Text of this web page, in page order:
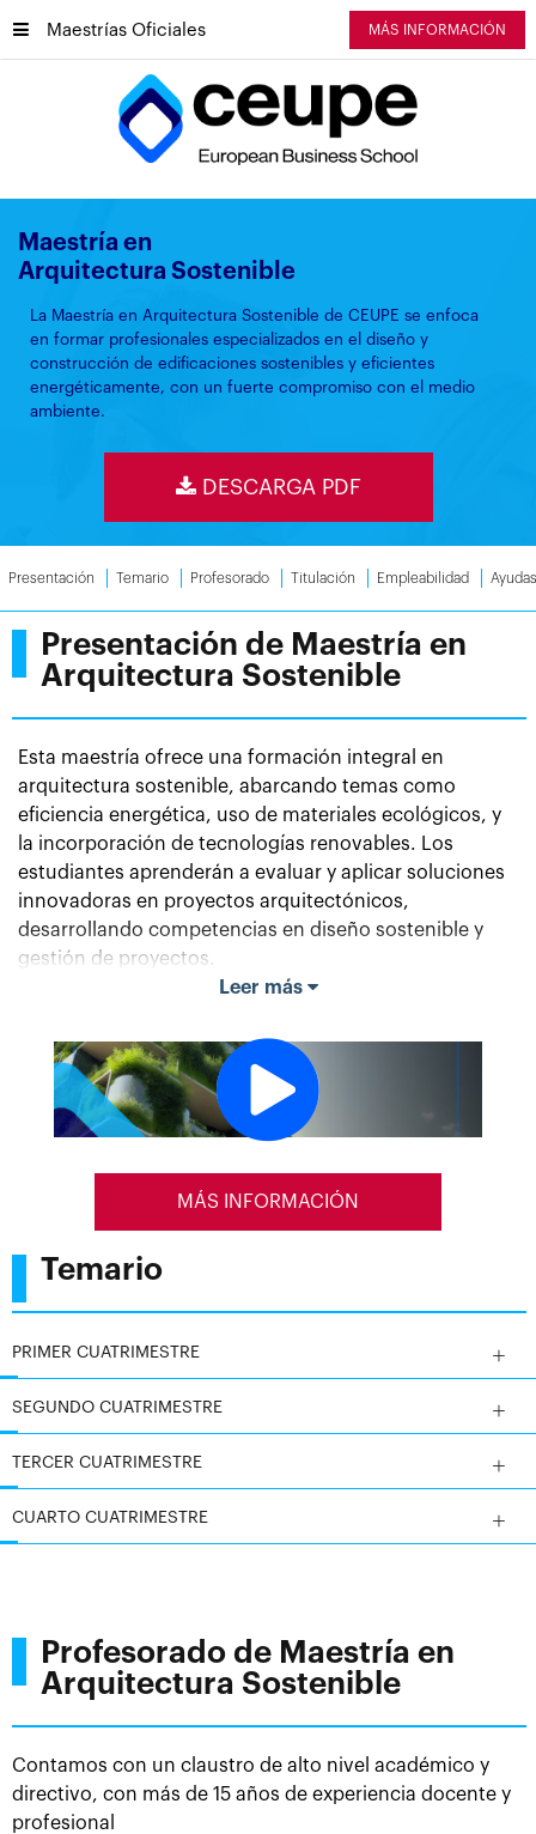
Maestrías Oficiales MÁS INFORMACIÓN
Maestría en
Arquitectura Sostenible
La Maestría en Arquitectura Sostenible de CEUPE se enfoca
en formar profesionales especializados en el diseño y
construcción de edificaciones sostenibles y eficientes
energéticamente, con un fuerte compromiso con el medio
ambiente.
DESCARGA PDF
Presentación Temario Profesorado Titulación Empleabilidad Ayudas
Presentación de Maestría en
Arquitectura Sostenible
Esta maestría ofrece una formación integral en
arquitectura sostenible, abarcando temas como
eficiencia energética, uso de materiales ecológicos, y
la incorporación de tecnologías renovables. Los
estudiantes aprenderán a evaluar y aplicar soluciones
innovadoras en proyectos arquitectónicos,
desarrollando competencias en diseño sostenible y
gestión de proyectos.
proporcionando estudios de caso y proyectos reales
que permiten a los estudiantes adquirir habilidades
prácticas en la implementación de estrategias
sostenibles. Los participantes estarán preparados para
y mejoren la calidad de vida.
Leer más
MÁS INFORMACIÓN
Temario
PRIMER CUATRIMESTRE
SEGUNDO CUATRIMESTRE
TERCER CUATRIMESTRE
CUARTO CUATRIMESTRE
Profesorado de Maestría en
Arquitectura Sostenible
Contamos con un claustro de alto nivel académico y
directivo, con más de 15 años de experiencia docente y
profesional